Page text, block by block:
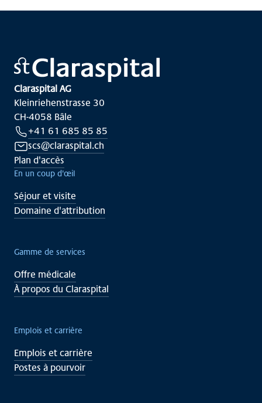
Claraspital AG
Kleinriehenstrasse 30
CH-4058 Bâle
+41 61 685 85 85
scs@claraspital.ch
Plan d'accès
En un coup d'œil
Séjour et visite
Domaine d'attribution
Gamme de services
Offre médicale
À propos du Claraspital
Emplois et carrière
Emplois et carrière
Postes à pourvoir